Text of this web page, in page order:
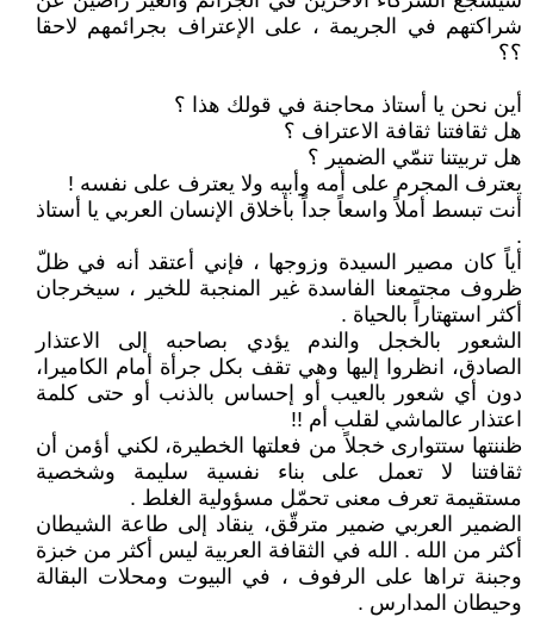
شراكتهم في الجريمة ، على الإعتراف بجرائمهم لاحقا
؟؟
أين نحن يا أستاذ محاجنة في قولك هذا ؟
هل ثقافتنا ثقافة الاعتراف ؟
هل تربيتنا تنمّي الضمير ؟
يعترف المجرم على أمه وأبيه ولا يعترف على نفسه !
أنت تبسط أملاً واسعاً جداً بأخلاق الإنسان العربي يا أستاذ
.
أياً كان مصير السيدة وزوجها ، فإني أعتقد أنه في ظلّ
ظروف مجتمعنا الفاسدة غير المنجبة للخير ، سيخرجان
أكثر استهتاراً بالحياة .
الشعور بالخجل والندم يؤدي بصاحبه إلى الاعتذار
الصادق، انظروا إليها وهي تقف بكل جرأة أمام الكاميرا،
دون أي شعور بالعيب أو إحساس بالذنب أو حتى كلمة
اعتذار عالماشي لقلب أم !!
ظننتها ستتوارى خجلاً من فعلتها الخطيرة، لكني أؤمن أن
ثقافتنا لا تعمل على بناء نفسية سليمة وشخصية
مستقيمة تعرف معنى تحمّل مسؤولية الغلط .
الضمير العربي ضمير مترقّق، ينقاد إلى طاعة الشيطان
أكثر من الله . الله في الثقافة العربية ليس أكثر من خبزة
وجبنة تراها على الرفوف ، في البيوت ومحلات البقالة
وحيطان المدارس .